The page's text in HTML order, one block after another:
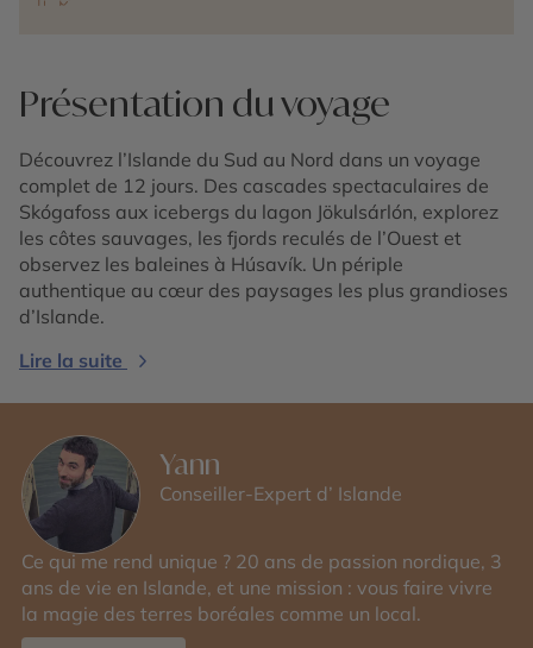
Présentation du voyage
Découvrez l’Islande du Sud au Nord dans un voyage
complet de 12 jours. Des cascades spectaculaires de
Skógafoss aux icebergs du lagon Jökulsárlón, explorez
les côtes sauvages, les fjords reculés de l’Ouest et
observez les baleines à Húsavík. Un périple
authentique au cœur des paysages les plus grandioses
d’Islande.
Lire la suite
Yann
Conseiller-Expert d’ Islande
Ce qui me rend unique ? 20 ans de passion nordique, 3
ans de vie en Islande, et une mission : vous faire vivre
la magie des terres boréales comme un local.